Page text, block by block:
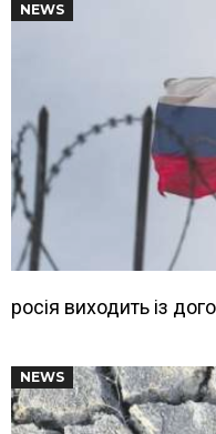
NEWS
росія виходить із
NEWS